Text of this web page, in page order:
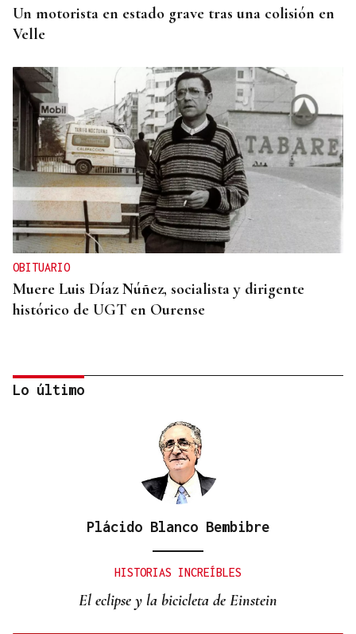
Un motorista en estado grave tras una colisión en
Velle
OBITUARIO
Muere Luis Díaz Núñez, socialista y dirigente
histórico de UGT en Ourense
Un herido en la colisión entre dos coches en la
Lo último
Plácido Blanco Bembibre
HISTORIAS INCREÍBLES
El eclipse y la bicicleta de Einstein